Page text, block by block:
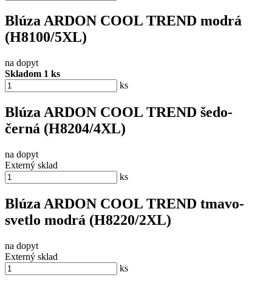
Blúza ARDON COOL TREND modrá
(H8100/5XL)
na dopyt
Skladom 1 ks
ks
Blúza ARDON COOL TREND šedo-
černá (H8204/4XL)
na dopyt
Externý sklad
ks
Blúza ARDON COOL TREND tmavo-
svetlo modrá (H8220/2XL)
na dopyt
Externý sklad
ks